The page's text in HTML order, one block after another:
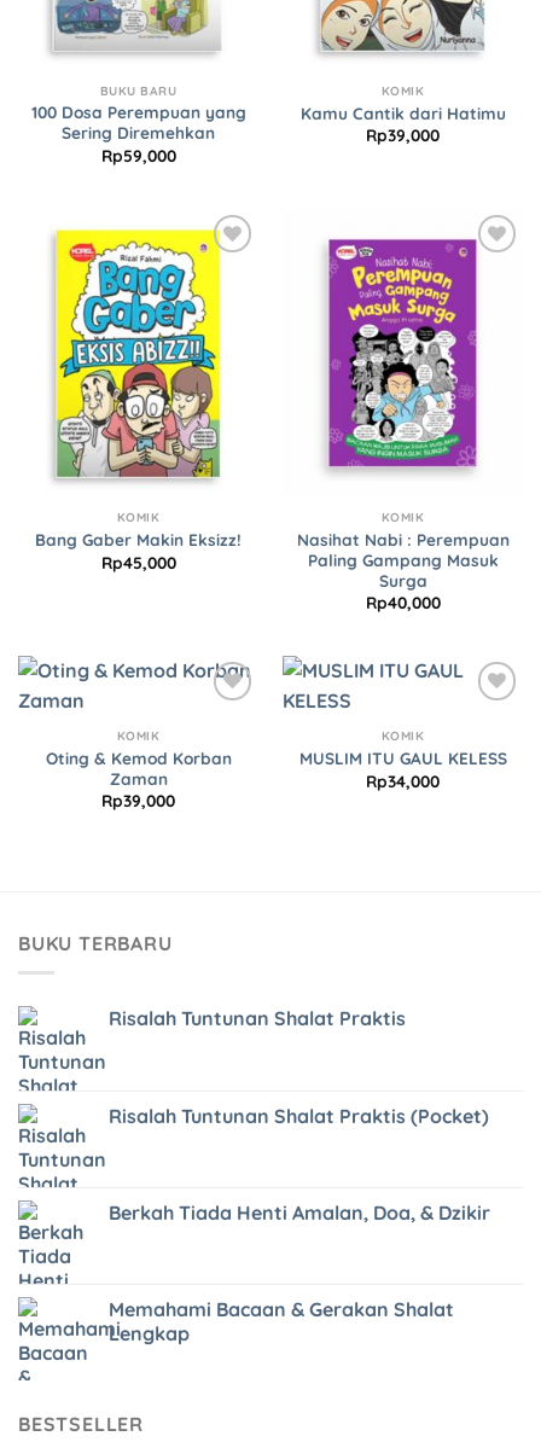
BUKU BARU
100 Dosa Perempuan yang
Sering Diremehkan
Rp59,000
KOMIK
Kamu Cantik dari Hatimu
Rp39,000
Wishlist
KOMIK
Bang Gaber Makin Eksizz!
Rp45,000
KOMIK
Nasihat Nabi : Perempuan
Paling Gampang Masuk
Surga
Rp40,000
KOMIK
Oting & Kemod Korban
Zaman
Rp39,000
KOMIK
MUSLIM ITU GAUL KELESS
Rp34,000
BUKU TERBARU
Risalah Tuntunan Shalat Praktis
Risalah Tuntunan Shalat Praktis (Pocket)
Berkah Tiada Henti Amalan, Doa, & Dzikir
Memahami Bacaan & Gerakan Shalat
Lengkap
BESTSELLER